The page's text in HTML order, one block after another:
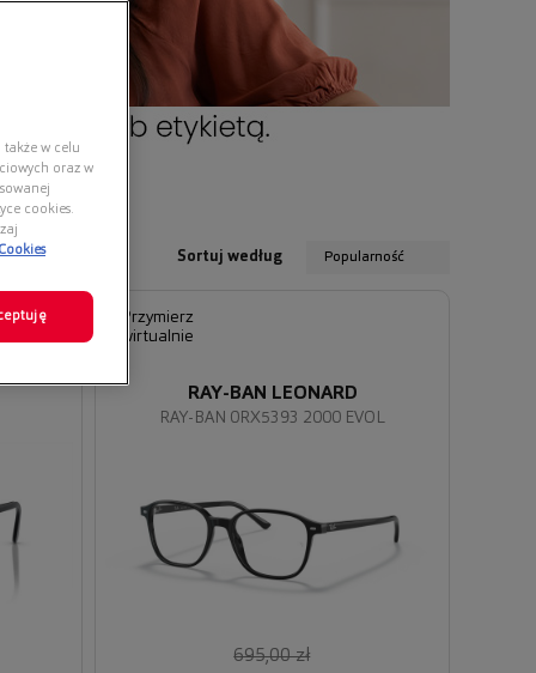
Sortuj według Popularność
Przymierz
wirtualnie
RAY-BAN 0RX5393 2000 EVOL
RAY-BAN LEONARD
695,00 zł
także w celu
oraz w
cookies.